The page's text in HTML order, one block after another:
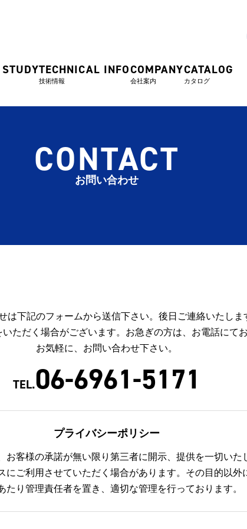
TECHNICAL INFO
技術情報
COMPANY
会社案内
CATALOG
カタログ
CONTACT
お問い合わせ
は下記のフォームから送信下さい。後日ご連絡いたしま
ただく場合がございます。お急ぎの方は、お電話にて
お気軽に、お問い合わせ下さい。
TEL.06-6961-5171
プライバシーポリシー
お客様の承諾が無い限り第三者に開示、提供を一切いた
ご利用させていただく場合があります。その目的以外
り管理責任者を置き、適切な管理を行っております。